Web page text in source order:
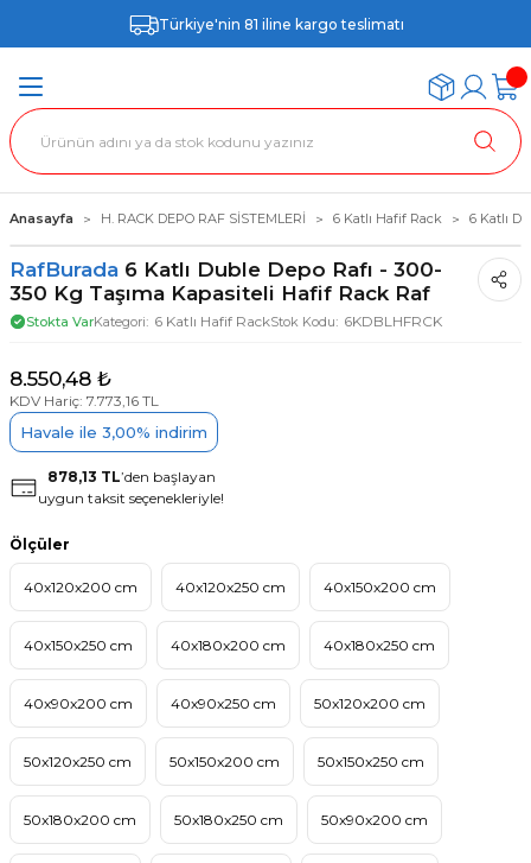
Türkiye'nin 81 iline kargo teslimatı
Anasayfa H. RACK DEPO RAF SİSTEMLERİ 6 Katlı Hafif Rack 6 Katlı
RafBurada 6 Katlı Duble Depo Rafı - 300-
350 Kg Taşıma Kapasiteli Hafif Rack Raf
Stokta VarKategori 6 Katlı Hafif RackStok Kodu 6KDBLHFRCK
8.550,48 ₺
KDV Hariç: 7.773,16 TL
Havale ile 3,00% indirim
878,13 TL’den başlayan
uygun taksit seçenekleriyle!
Ölçüler
40x120x200 cm 40x120x250 cm 40x150x200 cm
40x150x250 cm 40x180x200 cm 40x180x250 cm
40x90x200 cm 40x90x250 cm 50x120x200 cm
50x120x250 cm 50x150x200 cm 50x150x250 cm
50x180x200 cm 50x180x250 cm 50x90x200 cm